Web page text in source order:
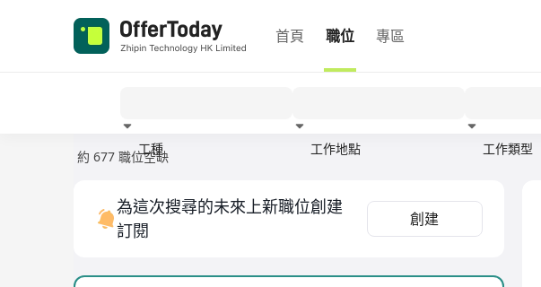
首頁 職位 專區
工種 工作地點 工作類型
約 677 職位空缺
為這次搜尋的未來上新職位創建
訂閱
創建